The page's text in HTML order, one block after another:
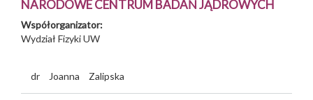
NARODOWE CENTRUM BADAŃ JĄDROWYCH
Współorganizator:
Wydział Fizyki UW
dr Joanna Zalipska